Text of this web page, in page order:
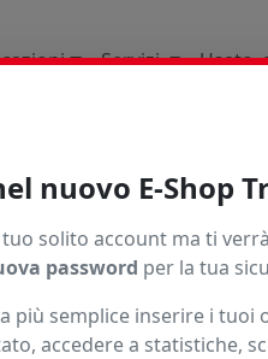
Servizi Usato
per la
1997
nuovo E-Shop
solito account ma ti
password per la tua
più semplice inserire i tuoi
accedere a statistiche,